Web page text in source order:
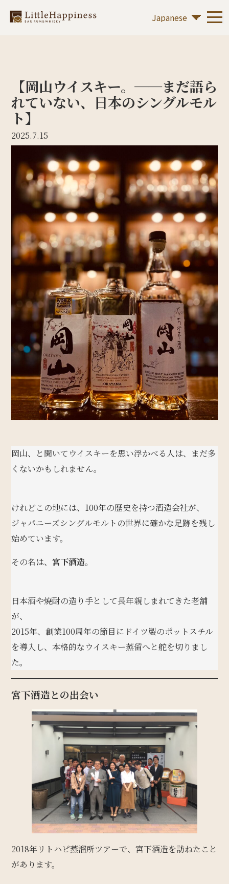
【岡山ウイスキー。──まだ語ら
れていない、日本のシングルモル
ト】
2025.7.15
岡山、と聞いてウイスキーを思い浮かべる人は、まだ多
くないかもしれません。
けれどこの地には、100年の歴史を持つ酒造会社が、
ジャパニーズシングルモルトの世界に確かな足跡を残し
始めています。
その名は、宮下酒造。
日本酒や焼酎の造り手として長年親しまれてきた老舗
が、
2015年、創業100周年の節目にドイツ製のポットスチル
を導入し、本格的なウイスキー蒸留へと舵を切りまし
た。
宮下酒造との出会い
2018年リトハピ蒸溜所ツアーで、宮下酒造を訪ねたこと
があります。